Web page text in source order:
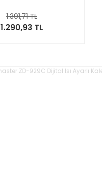
1.290,93 TL
1.391,71 TL